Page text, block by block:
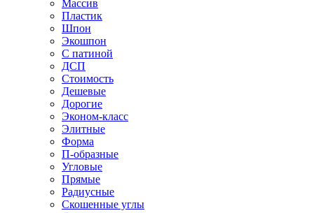
Массив
Пластик
Шпон
Экошпон
С патиной
ДСП
Стоимость
Дешевые
Дорогие
Эконом-класс
Элитные
Форма
П-образные
Угловые
Прямые
Радиусные
Скошенные углы